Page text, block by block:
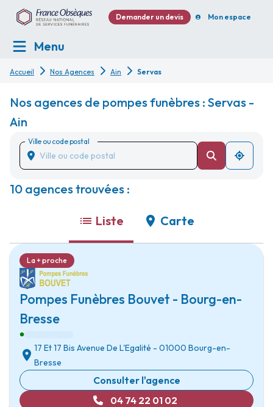
Demander un devis Mon espace
Menu
Accueil Nos Agences Ain Servas
Nos agences de pompes funèbres : Servas -
Ain
Ville ou code postal
10 agences trouvées :
Liste Carte
Pompes Funèbres Bouvet - Bourg-en-
Bresse
La + proche
17 Et 17 Bis Avenue De L'Egalité - 01000 Bourg-en-
Bresse
Consulter l'agence
04 74 22 01 02